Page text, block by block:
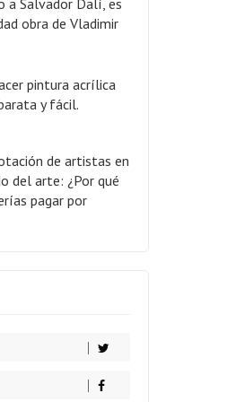
a Salvador Dalí, es
obra de Vladimir
pintura acrílica
y fácil.
de artistas en
del arte: ¿Por qué
pagar por